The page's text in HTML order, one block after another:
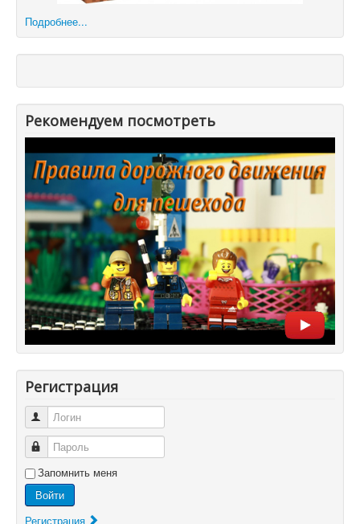
Подробнее...
Рекомендуем посмотреть
Регистрация
Логин
Пароль
Запомнить меня
Войти
Регистрация